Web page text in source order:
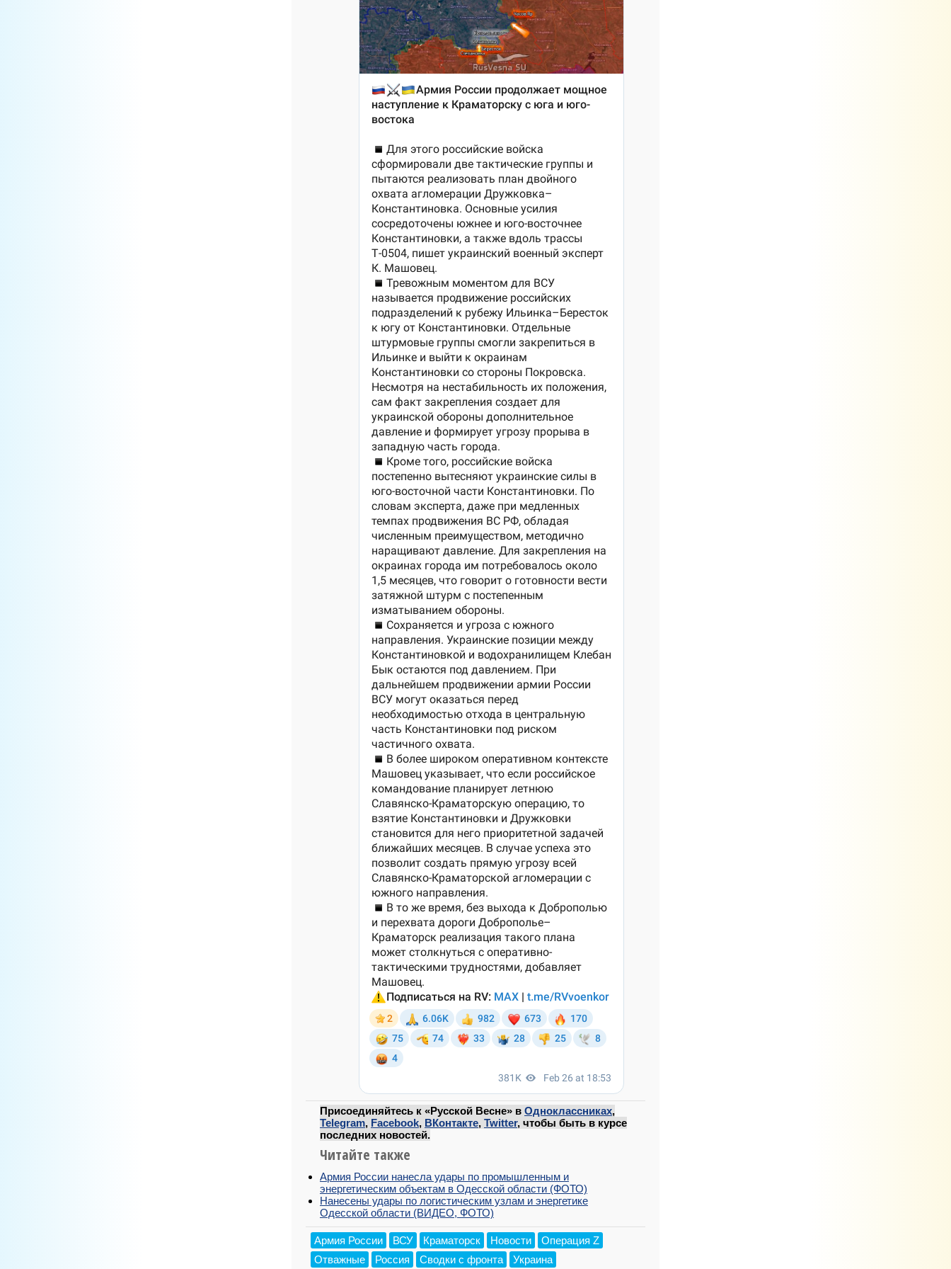
Присоединяйтесь к «Русской Весне» в Одноклассниках,
Telegram, Facebook, ВКонтакте, Twitter, чтобы быть в курсе
последних новостей.
Читайте также
Армия России нанесла удары по промышленным и
энергетическим объектам в Одесской области (ФОТО)
Нанесены удары по логистическим узлам и энергетике
Одесской области (ВИДЕО, ФОТО)
Армия России ВСУ Краматорск Новости
Операция Z
Отважные
Россия Сводки с фронта Украина